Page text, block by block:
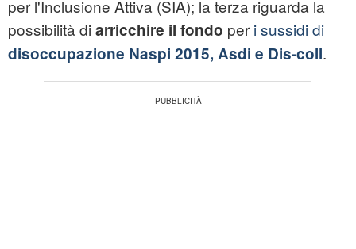
per l'Inclusione Attiva (SIA); la terza riguarda la
possibilità di arricchire il fondo per i sussidi di
disoccupazione Naspi 2015, Asdi e Dis-coll.